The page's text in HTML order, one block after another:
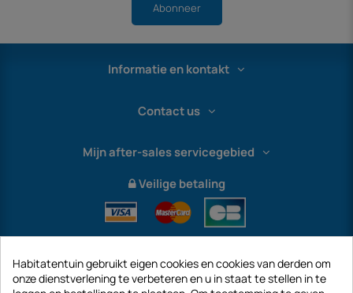
Abonneer
Informatie en kontakt
Contact us
Mijn after-sales servicegebied
Veilige betaling
Habitatentuin gebruikt eigen cookies en cookies van derden om
onze dienstverlening te verbeteren en u in staat te stellen in te